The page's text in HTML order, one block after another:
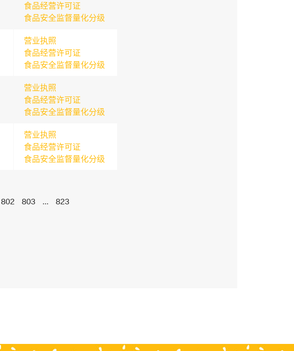
食品经营许可证
食品安全监督量化分级
营业执照
食品经营许可证
食品安全监督量化分级
营业执照
食品经营许可证
食品安全监督量化分级
营业执照
食品经营许可证
食品安全监督量化分级
802 803 ... 823